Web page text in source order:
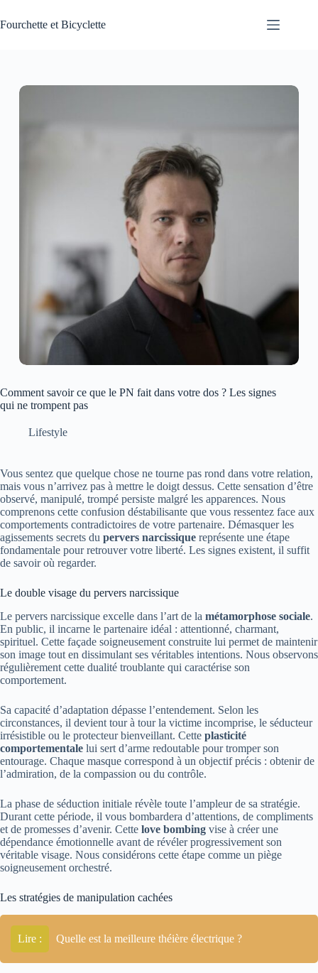
au
contenu
Fourchette et Bicyclette
Comment savoir ce que le PN fait dans votre dos ? Les signes
qui ne trompent pas
Lifestyle
Vous sentez que quelque chose ne tourne pas rond dans votre relation,
mais vous n’arrivez pas à mettre le doigt dessus. Cette sensation d’être
observé, manipulé, trompé persiste malgré les apparences. Nous
comprenons cette confusion déstabilisante que vous ressentez face aux
comportements contradictoires de votre partenaire. Démasquer les
agissements secrets du pervers narcissique représente une étape
fondamentale pour retrouver votre liberté. Les signes existent, il suffit
de savoir où regarder.
Le double visage du pervers narcissique
Le pervers narcissique excelle dans l’art de la métamorphose sociale.
En public, il incarne le partenaire idéal : attentionné, charmant,
spirituel. Cette façade soigneusement construite lui permet de maintenir
son image tout en dissimulant ses véritables intentions. Nous observons
régulièrement cette dualité troublante qui caractérise son
comportement.
Sa capacité d’adaptation dépasse l’entendement. Selon les
circonstances, il devient tour à tour la victime incomprise, le séducteur
irrésistible ou le protecteur bienveillant. Cette plasticité
comportementale lui sert d’arme redoutable pour tromper son
entourage. Chaque masque correspond à un objectif précis : obtenir de
l’admiration, de la compassion ou du contrôle.
La phase de séduction initiale révèle toute l’ampleur de sa stratégie.
Durant cette période, il vous bombardera d’attentions, de compliments
et de promesses d’avenir. Cette love bombing vise à créer une
dépendance émotionnelle avant de révéler progressivement son
véritable visage. Nous considérons cette étape comme un piège
soigneusement orchestré.
Les stratégies de manipulation cachées
Lire : Quelle est la meilleure théière électrique ?